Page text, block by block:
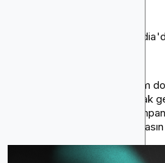
Blockchain-Ads, onu
Blockchain tabanlı reklam
Zincir içi verileri kullanarak
Yapay zeka destekli